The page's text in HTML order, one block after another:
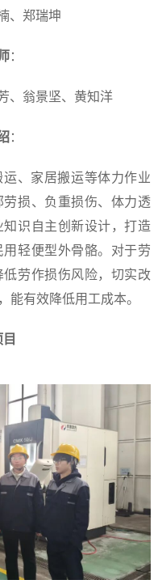
、郑瑞坤
：
、翁景坚、黄知洋
：
、家居搬运等体力作业
损、负重损伤、体力透
识自主创新设计，打造
轻便型外骨骼。对于劳
劳作损伤风险，切实改
能有效降低用工成本。